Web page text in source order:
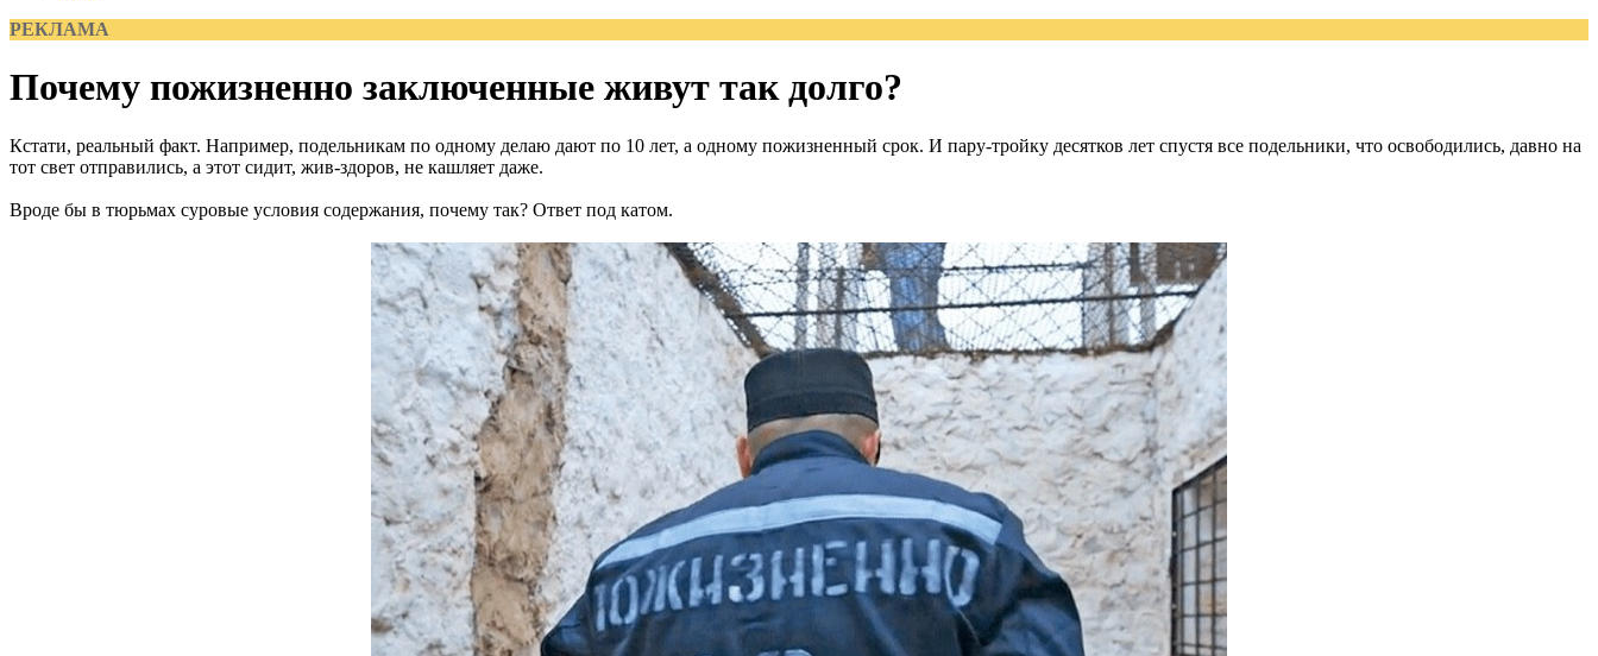
РЕКЛАМА
Почему пожизненно заключенные живут так долго?
Кстати, реальный факт. Например, подельникам по одному делаю дают по 10 лет, а одному пожизненный срок. И пару-тройку десятков лет спустя все подельники, что освободились, давно на
тот свет отправились, а этот сидит, жив-здоров, не кашляет даже.
Вроде бы в тюрьмах суровые условия содержания, почему так? Ответ под катом.